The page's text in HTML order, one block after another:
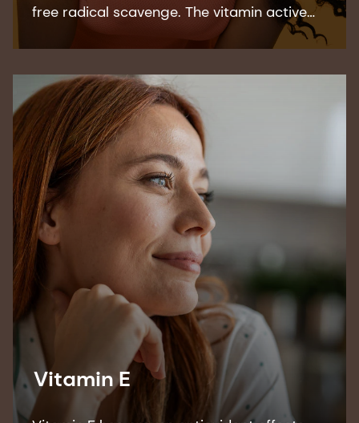
free radical scavenge. The vitamin active
works for a better-looking skin tone and
and acne.
Vitamin E